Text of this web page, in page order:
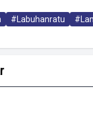
#Labuhanratu